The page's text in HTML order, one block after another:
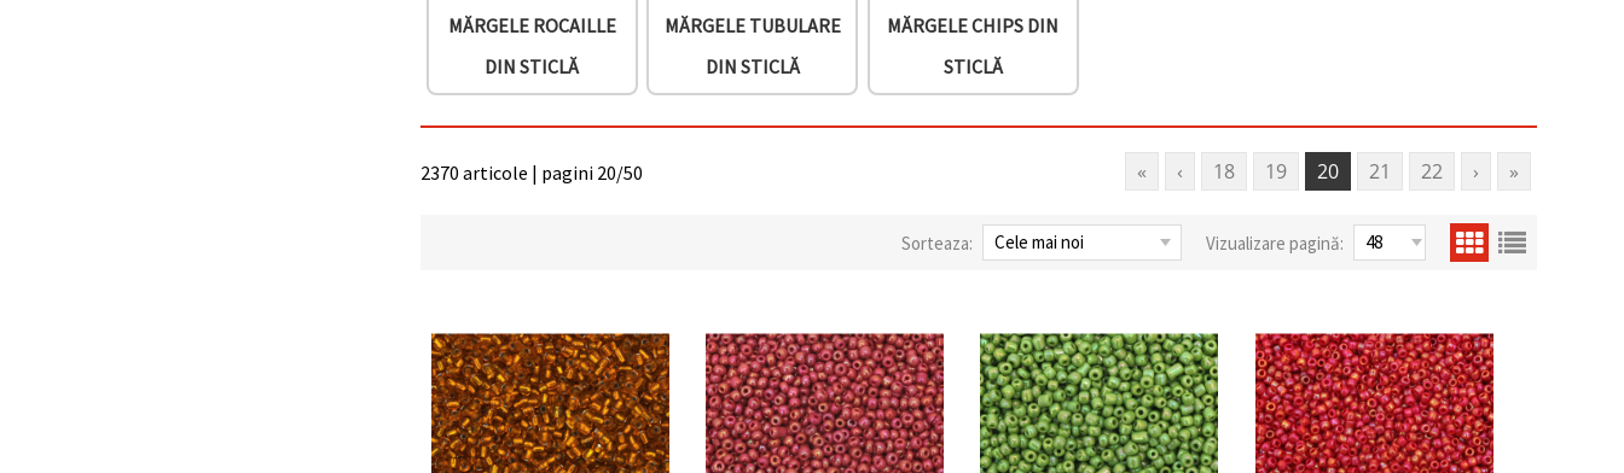
MĂRGELE ROCAILLE
DIN STICLĂ
MĂRGELE TUBULARE
DIN STICLĂ
MĂRGELE CHIPS DIN
STICLĂ
« ‹ 18 19 20 21 22 › »
2370 articole | pagini 20/50
Sorteaza: Vizualizare pagină: